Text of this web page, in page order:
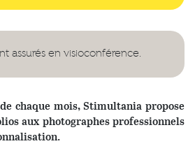
assurés en visioconférence.
chaque mois, Stimultania propose
aux photographes professionnels